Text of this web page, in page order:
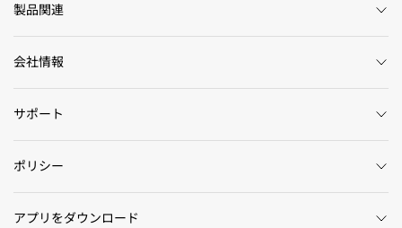
製品関連
会社情報
サポート
ポリシー
アプリをダウンロード